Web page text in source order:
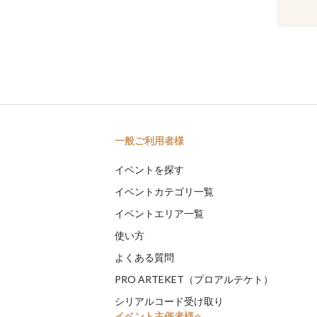
一般ご利用者様
イベントを探す
イベントカテゴリ一覧
イベントエリア一覧
使い方
よくある質問
PRO ARTEKET（プロアルテケト）
シリアルコード受け取り